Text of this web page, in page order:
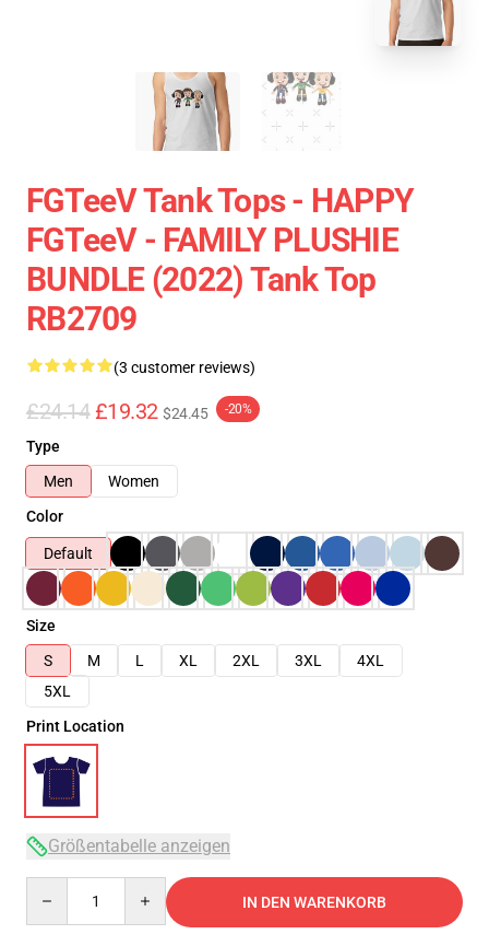
FGTeeV Tank Tops - HAPPY
FGTeeV - FAMILY PLUSHIE
BUNDLE (2022) Tank Top
RB2709
(3 customer reviews)
£24.14 £19.32 $24.45 -20%
Type
Men
Women
Color
Default
Size
S
M L XL 2XL 3XL
4XL
5XL
Print Location
Größentabelle anzeigen
IN DEN WARENKORB